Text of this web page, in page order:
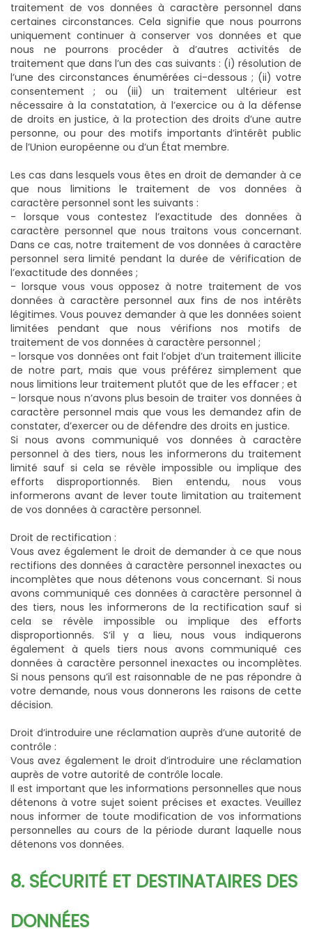
traitement de vos données à caractère personnel dans
certaines circonstances. Cela signifie que nous pourrons
uniquement continuer à conserver vos données et que
nous ne pourrons procéder à d’autres activités de
traitement que dans l’un des cas suivants : (i) résolution de
l’une des circonstances énumérées ci-dessous ; (ii) votre
consentement ; ou (iii) un traitement ultérieur est
nécessaire à la constatation, à l’exercice ou à la défense
de droits en justice, à la protection des droits d’une autre
personne, ou pour des motifs importants d’intérêt public
de l’Union européenne ou d’un État membre.
Les cas dans lesquels vous êtes en droit de demander à ce
que nous limitions le traitement de vos données à
caractère personnel sont les suivants :
- lorsque vous contestez l’exactitude des données à
caractère personnel que nous traitons vous concernant.
Dans ce cas, notre traitement de vos données à caractère
personnel sera limité pendant la durée de vérification de
l’exactitude des données ;
- lorsque vous vous opposez à notre traitement de vos
données à caractère personnel aux fins de nos intérêts
légitimes. Vous pouvez demander à que les données soient
limitées pendant que nous vérifions nos motifs de
traitement de vos données à caractère personnel ;
- lorsque vos données ont fait l’objet d’un traitement illicite
de notre part, mais que vous préférez simplement que
nous limitions leur traitement plutôt que de les effacer ; et
- lorsque nous n’avons plus besoin de traiter vos données à
caractère personnel mais que vous les demandez afin de
constater, d’exercer ou de défendre des droits en justice.
Si nous avons communiqué vos données à caractère
personnel à des tiers, nous les informerons du traitement
limité sauf si cela se révèle impossible ou implique des
efforts disproportionnés. Bien entendu, nous vous
informerons avant de lever toute limitation au traitement
de vos données à caractère personnel.
Droit de rectification :
Vous avez également le droit de demander à ce que nous
rectifions des données à caractère personnel inexactes ou
incomplètes que nous détenons vous concernant. Si nous
avons communiqué ces données à caractère personnel à
des tiers, nous les informerons de la rectification sauf si
cela se révèle impossible ou implique des efforts
disproportionnés. S’il y a lieu, nous vous indiquerons
également à quels tiers nous avons communiqué ces
données à caractère personnel inexactes ou incomplètes.
Si nous pensons qu’il est raisonnable de ne pas répondre à
votre demande, nous vous donnerons les raisons de cette
décision.
Droit d’introduire une réclamation auprès d’une autorité de
contrôle :
Vous avez également le droit d’introduire une réclamation
auprès de votre autorité de contrôle locale.
Il est important que les informations personnelles que nous
détenons à votre sujet soient précises et exactes. Veuillez
nous informer de toute modification de vos informations
personnelles au cours de la période durant laquelle nous
détenons vos données.
8. SÉCURITÉ ET DESTINATAIRES DES
DONNÉES